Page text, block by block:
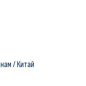
/ Китай